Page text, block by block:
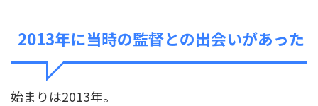
2013年に当時の監督との出会いがあった
始まりは2013年。